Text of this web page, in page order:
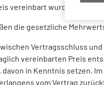
vereinbart wurde, den
die gesetzliche
Vertragsschluss
vereinbarten Preis
in Kenntnis setzen.
vom Vertrag